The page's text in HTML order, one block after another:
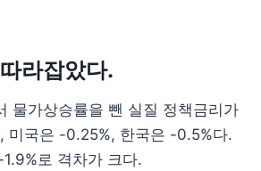
라잡았다.
물가상승률을 뺀 실질 정책금리가
미국은 -0.25%, 한국은 -0.5%다.
로 격차가 크다.